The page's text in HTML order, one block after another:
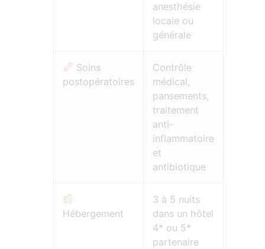
anesthésie
locale ou
générale
Soins
postopératoires
Contrôle
médical,
pansements,
traitement
anti-
inflammatoire
et
antibiotique
Hébergement
3 à 5 nuits
dans un hôtel
4* ou 5*
partenaire